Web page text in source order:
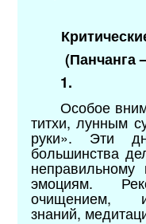
(Панчанга
1.
Особое
титхи, лунным
руки». Эти
большинства
эмоциям.
очищением,
знаний,